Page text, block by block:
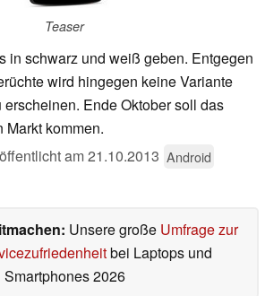
Teaser
in schwarz und weiß geben. Entgegen
wird hingegen keine Variante
erscheinen. Ende Oktober soll das
Markt kommen.
am21.10.2013 Android
Unsere große Umfrage zur
bei Laptops und
Smartphones 2026